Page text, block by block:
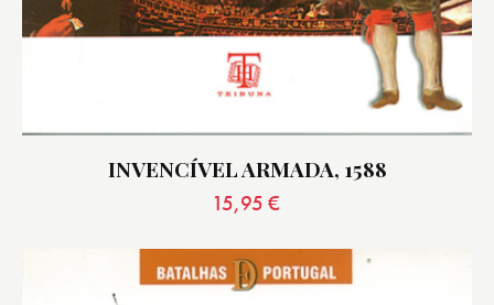
INVENCÍVEL ARMADA, 1588
15,95 €